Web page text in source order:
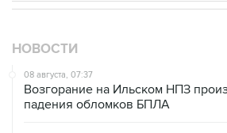
НОВОСТИ
08 августа, 07:37
Возгорание на Ильском НПЗ
падения обломков БПЛА